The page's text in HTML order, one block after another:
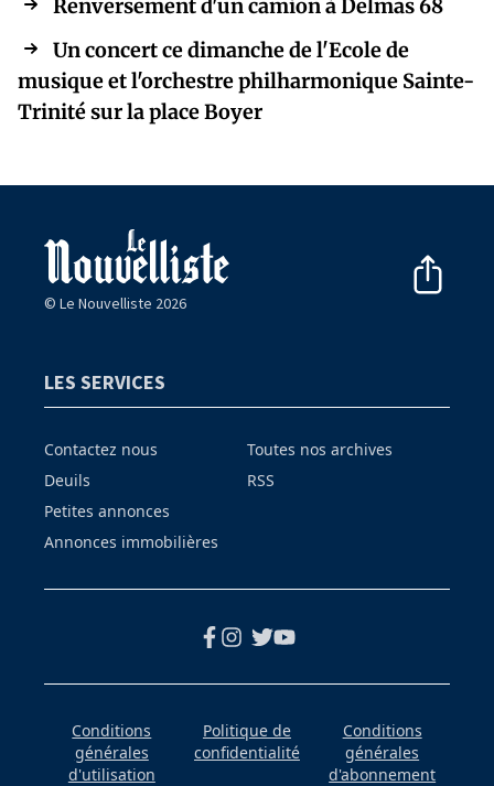
Renversement d'un camion à Delmas 68
Un concert ce dimanche de l'Ecole de
musique et l'orchestre philharmonique Sainte-
Trinité sur la place Boyer
© Le Nouvelliste 2026
LES SERVICES
Contactez nous
Deuils
Petites annonces
Annonces immobilières
Toutes nos archives
RSS
Conditions
générales
d'utilisation
Politique de
confidentialité
Conditions
générales
d'abonnement